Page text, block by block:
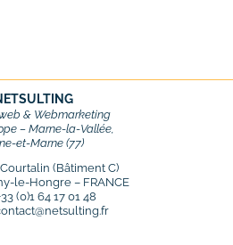
& Webmarketing
– Marne-la-Vallée,
et-Marne (77)
(Bâtiment C)
le-Hongre – FRANCE
(0)1 64 17 01 48